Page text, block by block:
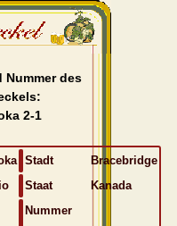
Nummer des
2-1
Stadt
Bracebridge
Staat Kanada
Nummer